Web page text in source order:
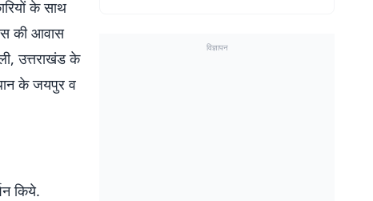
के साथ
की आवास
उत्तराखंड के
के जयपुर व
किये.
विज्ञापन